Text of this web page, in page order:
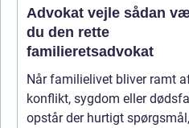
Advokat vejle sådan vælger
du den rette
familieretsadvokat
Når familielivet bliver ramt
konflikt, sygdom eller
opstår der hurtigt